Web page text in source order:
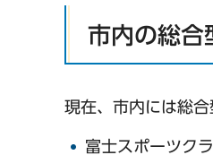
市内の総合
現在、市内には総
富士スポーツク